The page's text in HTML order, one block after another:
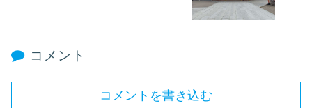
コメント
コメントを書き込む